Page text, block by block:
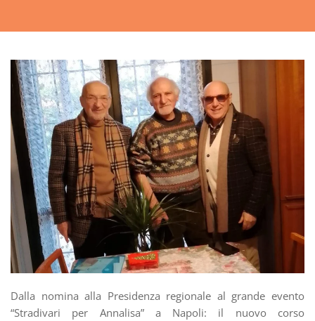
Dalla nomina alla Presidenza regionale al grande evento
“Stradivari per Annalisa” a Napoli: il nuovo corso